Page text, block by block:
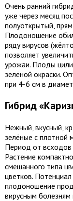
Очень ранний
уже через месяц
полуоткрытый,
Плодоношение
ряду вирусов
позволяет
урожаи. Плоды
зелёной окраски.
при 4-6 см в
Гибрид
Нежный, вкусный,
зелёные с плотной
Период от
Растение
смешанного типа
цветков.
плодоношение
вирусным болезням